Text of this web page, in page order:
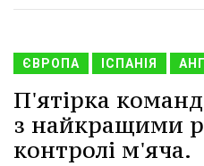
ЄВРОПА ІСПАНІЯ
П'ятірка
з найкращими
контролі м'яча.